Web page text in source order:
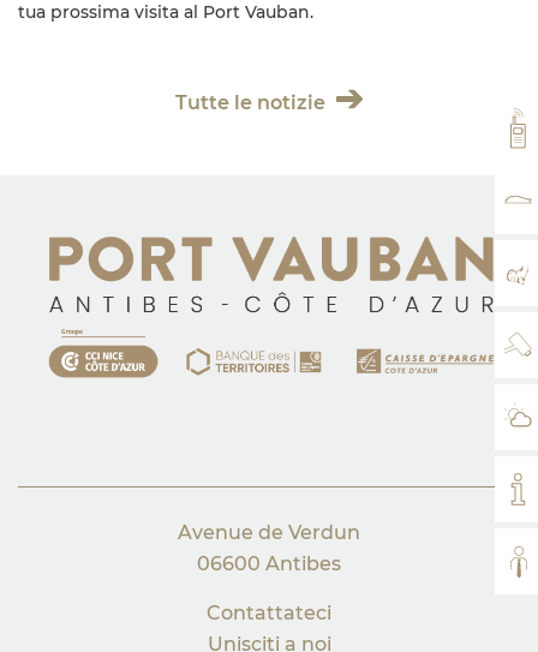
IL
IL
tua prossima visita al Port Vauban.
Tutte le notizie
Avenue de Verdun
06600 Antibes
Contattateci
Unisciti a noi